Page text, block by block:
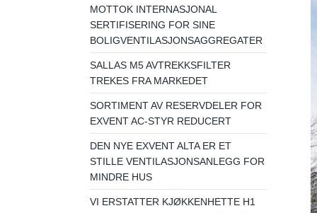
MOTTOK INTERNASJONAL
SERTIFISERING FOR SINE
BOLIGVENTILASJONSAGGREGATER
SALLAS M5 AVTREKKSFILTER
TREKES FRA MARKEDET
SORTIMENT AV RESERVDELER FOR
EXVENT AC-STYR REDUCERT
DEN NYE EXVENT ALTA ER ET
STILLE VENTILASJONSANLEGG FOR
MINDRE HUS
VI ERSTATTER KJØKKENHETTE H1